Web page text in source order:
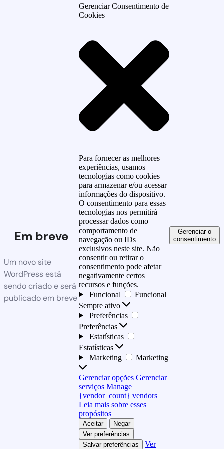
Em breve
Um novo site
WordPress está
sendo criado e será
publicado em breve
Gerenciar Consentimento de
Cookies
Para fornecer as melhores
experiências, usamos
tecnologias como cookies
para armazenar e/ou acessar
informações do dispositivo.
O consentimento para essas
tecnologias nos permitirá
processar dados como
comportamento de
navegação ou IDs
exclusivos neste site. Não
consentir ou retirar o
consentimento pode afetar
negativamente certos
recursos e funções.
Funcional
Funcional
Sempre ativo
Preferências
Preferências
Estatísticas
Estatísticas
Marketing
Marketing
Gerenciar opções Gerenciar
serviços Manage
{vendor_count} vendors
Leia mais sobre esses
propósitos
Aceitar
Negar
Ver preferências
Salvar preferências
Ver
Gerenciar o
consentimento